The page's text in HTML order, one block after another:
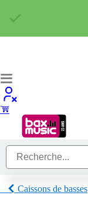
Caissons de basses